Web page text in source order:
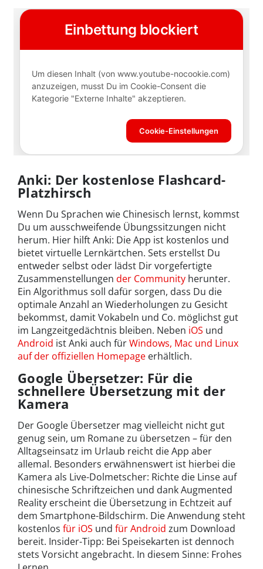
Anki: Der kostenlose Flashcard-
Platzhirsch
Wenn Du Sprachen wie Chinesisch lernst, kommst
Du um ausschweifende Übungssitzungen nicht
herum. Hier hilft Anki: Die App ist kostenlos und
bietet virtuelle Lernkärtchen. Sets erstellst Du
entweder selbst oder lädst Dir vorgefertigte
Zusammenstellungen der Community herunter.
Ein Algorithmus soll dafür sorgen, dass Du die
optimale Anzahl an Wiederholungen zu Gesicht
bekommst, damit Vokabeln und Co. möglichst gut
im Langzeitgedächtnis bleiben. Neben iOS und
Android ist Anki auch fürWindows, Mac und Linux
auf der offiziellen Homepage erhältlich.
Google Übersetzer: Für die
schnellere Übersetzung mit der
Kamera
Der Google Übersetzer mag vielleicht nicht gut
genug sein, um Romane zu übersetzen – für den
Alltagseinsatz im Urlaub reicht die App aber
allemal. Besonders erwähnenswert ist hierbei die
Kamera als Live-Dolmetscher: Richte die Linse auf
chinesische Schriftzeichen und dank Augmented
Reality erscheint die Übersetzung in Echtzeit auf
dem Smartphone-Bildschirm. Die Anwendung steht
kostenlos für iOS und für Android zum Download
bereit. Insider-Tipp: Bei Speisekarten ist dennoch
stets Vorsicht angebracht. In diesem Sinne: Frohes